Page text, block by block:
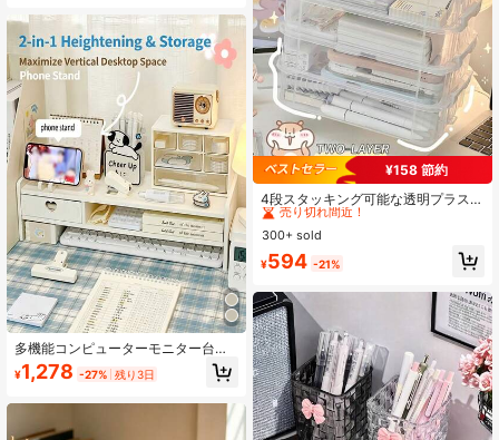
多機能コンピューターモニター台、
引き出し付きデスクトップオーガナ
イザー、オフィスデスク用高台ベー
¥1,278 -27% 残り3日
¥158 節約
4段スタッキング可能な透明プラスチ
ック収納ボックス、グリーンバック
ル付き、防水大容量オーガナイザ
ームオフィス、キッチン、寮用。ミ
品、おもちゃ、クラフト、学生、家
族の日常使用向け
#6 ベストセラー
その他のホームオフィス収納
売り切れ間近！
#6 ベストセラー
売り切れ間近！
#6 ベストセラー
売り切れ間近！
#6 ベストセラー
300+ sold
¥594 -21%